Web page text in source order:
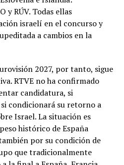
y RÚV. Todas ellas
israelí en el concurso y
a cambios en la
2027, por tanto, sigue
RTVE no ha confirmado
candidatura, si
condicionará su retorno a
Israel. La situación es
histórico de España
por su condición de
que tradicionalmente